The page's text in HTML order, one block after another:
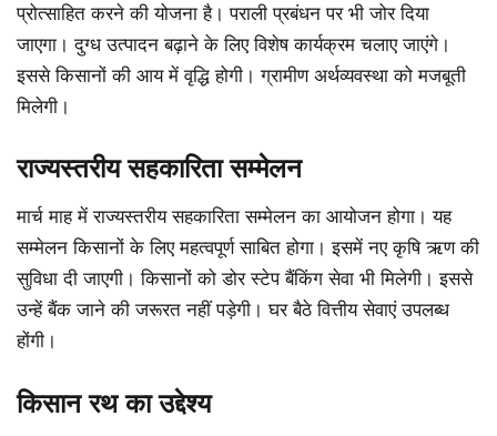
प्रोत्साहित करने की योजना है। पराली प्रबंधन पर भी जोर दिया
जाएगा। दुग्ध उत्पादन बढ़ाने के लिए विशेष कार्यक्रम चलाए जाएंगे।
इससे किसानों की आय में वृद्धि होगी। ग्रामीण अर्थव्यवस्था को मजबूती
मिलेगी।
राज्यस्तरीय सहकारिता सम्मेलन
मार्च माह में राज्यस्तरीय सहकारिता सम्मेलन का आयोजन होगा। यह
सम्मेलन किसानों के लिए महत्वपूर्ण साबित होगा। इसमें नए कृषि ऋण की
सुविधा दी जाएगी। किसानों को डोर स्टेप बैंकिंग सेवा भी मिलेगी। इससे
उन्हें बैंक जाने की जरूरत नहीं पड़ेगी। घर बैठे वित्तीय सेवाएं उपलब्ध
होंगी।
किसान रथ का उद्देश्य